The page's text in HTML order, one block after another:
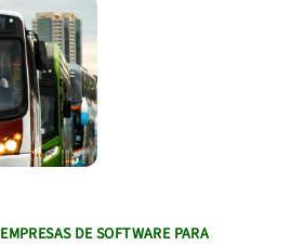
EMPRESAS DE SOFTWARE PARA